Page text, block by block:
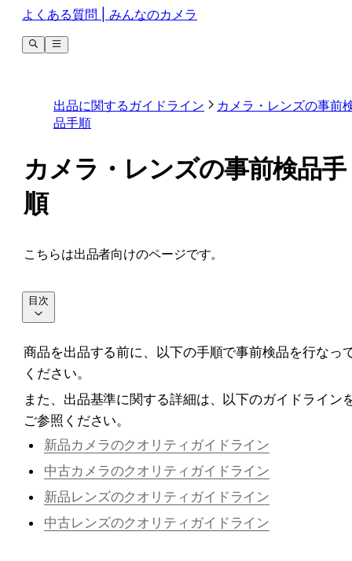
よくある質問 | みんなのカメラ
出品に関するガイドライン
カメラ・レンズの事前
品手順
カメラ・レンズの事前検品手
順
こちらは出品者向けのページです。
商品を出品する前に、以下の手順で事前検品を行なっ
ください。
また、出品基準に関する詳細は、以下のガイドライン
ご参照ください。
新品カメラのクオリティガイドライン
中古カメラのクオリティガイドライン
新品レンズのクオリティガイドライン
中古レンズのクオリティガイドライン
目次